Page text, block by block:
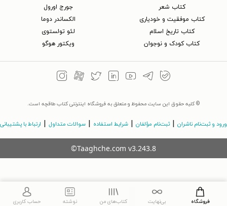
کتاب شعر
کتاب موفقیت و خودیاری
کتاب تاریخ اسلام
کتاب کودک و نوجوان
جورج اورول
الکساندر دوما
لئو تولستوی
ویکتور هوگو
© کلیه حقوق این سایت محفوظ و متعلق به فروشگاه اینترنتی کتاب طاقچه است.
ورود و ثبت‌نام ناشران | ثبت‌نام مؤلفان | شرایط استفاده | سوالات متداول | ارتباط با پشتیبانی
©Taaghche.com v3.243.8
فروشگاه بی‌نهایت کتاب‌های من نوشته حساب کاربری